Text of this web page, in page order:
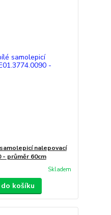
nalepovací
- průměr 60cm
Skladem
košíku